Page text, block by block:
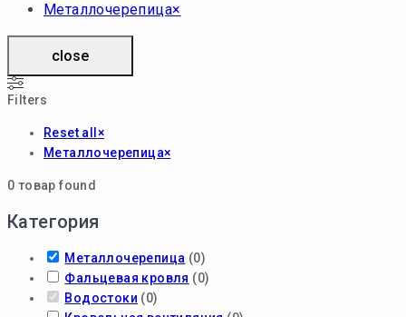
Металлочерепица×
close
Filters
Reset all ×
Металлочерепица×
0 товар found
Категория
Металлочерепица (0)
Фальцевая кровля (0)
Водостоки (0)